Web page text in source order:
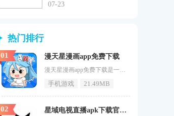
07-23
热门排行
漫天星漫画app免费下载
漫天星漫画app免费下载是一款免费阅读神器，每日不间断更新，让您的漫画世界永不落幕。在这里，无论是热血日韩、唯美可爱还是其他各类题材，都能轻松找到并享受高清全彩的阅读盛宴。一键搜索功能助您快速定位心仪之作，而自由的收藏、保存与分享，则让您的漫画之旅更加便捷与乐趣无穷。更有独特的吐槽功能，让您的阅读体验更加个性化与互动化，告别漫荒，尽在漫天星漫画。漫天星漫画软件特点1、海量资源，每日更新：汇聚国内外热门漫画，持续更新，满足用户不同需求。2、高清画质，全彩呈现：提供高清全彩
手机游戏 21.49MB
01
星域电视直播apk下载官网版手机版
02